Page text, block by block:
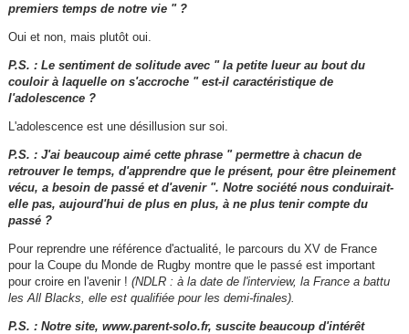
premiers temps de notre vie " ?
Oui et non, mais plutôt oui.
P.S. : Le sentiment de solitude avec " la petite lueur au bout du
couloir à laquelle on s'accroche " est-il caractéristique de
l'adolescence ?
L'adolescence est une désillusion sur soi.
P.S. : J'ai beaucoup aimé cette phrase " permettre à chacun de
retrouver le temps, d'apprendre que le présent, pour être pleinement
vécu, a besoin de passé et d'avenir ". Notre société nous conduirait-
elle pas, aujourd'hui de plus en plus, à ne plus tenir compte du
passé ?
Pour reprendre une référence d'actualité, le parcours du XV de France
pour la Coupe du Monde de Rugby montre que le passé est important
pour croire en l'avenir ! (NDLR : à la date de l'interview, la France a battu
les All Blacks, elle est qualifiée pour les demi-finales).
P.S. : Notre site, www.parent-solo.fr, suscite beaucoup d'intérêt